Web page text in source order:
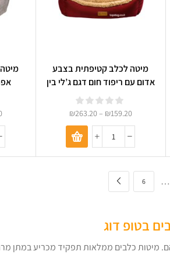
מיטה לכלב קטיפתית בצבע
אדום עם ריפוד חום דגם ג’לי בין
Pet Deluxe 07
₪159.20
–
₪263.20
…
6
בטופ דוג
מיטות כלבים ממלאות תפקיד מכריע במתן